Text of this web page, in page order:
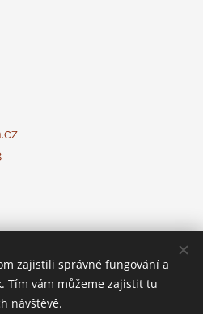
Slovenčina
zajistili správné fungování a
Tím vám můžeme zajistit tu
návštěvě.